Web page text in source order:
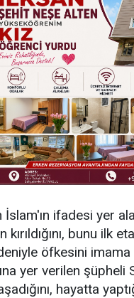
ifadesi yer
kırıldığını, bunu
öfkesini imama
yer verilen şüpheli
hayatta